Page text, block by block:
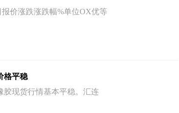
价涨跌涨跌幅%单位OX优等
格平稳
胶现货行情基本平稳。汇连